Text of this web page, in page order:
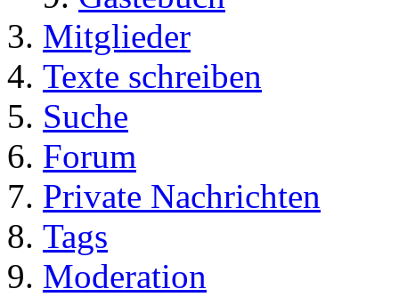
Mitglieder
Texte schreiben
Suche
Forum
Private Nachrichten
Tags
Moderation